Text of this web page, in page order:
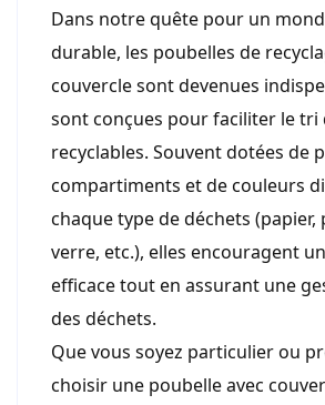
Dans notre quête pour un
durable, les poubelles de
couvercle sont devenues
sont conçues pour faciliter le tri
recyclables. Souvent dotées de
compartiments et de couleurs
chaque type de déchets (papier,
verre, etc.), elles encouragent
efficace tout en assurant une
des déchets.
Que vous soyez particulier ou
choisir une poubelle avec